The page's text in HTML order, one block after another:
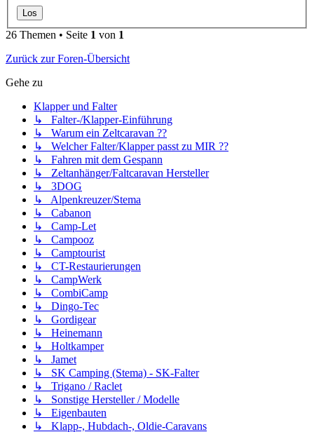
26 Themen • Seite 1 von 1
Zurück zur Foren-Übersicht
Gehe zu
Klapper und Falter
↳ Falter-/Klapper-Einführung
↳ Warum ein Zeltcaravan ??
↳ Welcher Falter/Klapper passt zu MIR ??
↳ Fahren mit dem Gespann
↳ Zeltanhänger/Faltcaravan Hersteller
↳ 3DOG
↳ Alpenkreuzer/Stema
↳ Cabanon
↳ Camp-Let
↳ Campooz
↳ Camptourist
↳ CT-Restaurierungen
↳ CampWerk
↳ CombiCamp
↳ Dingo-Tec
↳ Gordigear
↳ Heinemann
↳ Holtkamper
↳ Jamet
↳ SK Camping (Stema) - SK-Falter
↳ Trigano / Raclet
↳ Sonstige Hersteller / Modelle
↳ Eigenbauten
↳ Klapp-, Hubdach-, Oldie-Caravans